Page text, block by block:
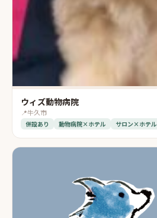
ウィズ動物病院
📍牛久市
併設あり 動物病院×ホテル サロン×ホテル